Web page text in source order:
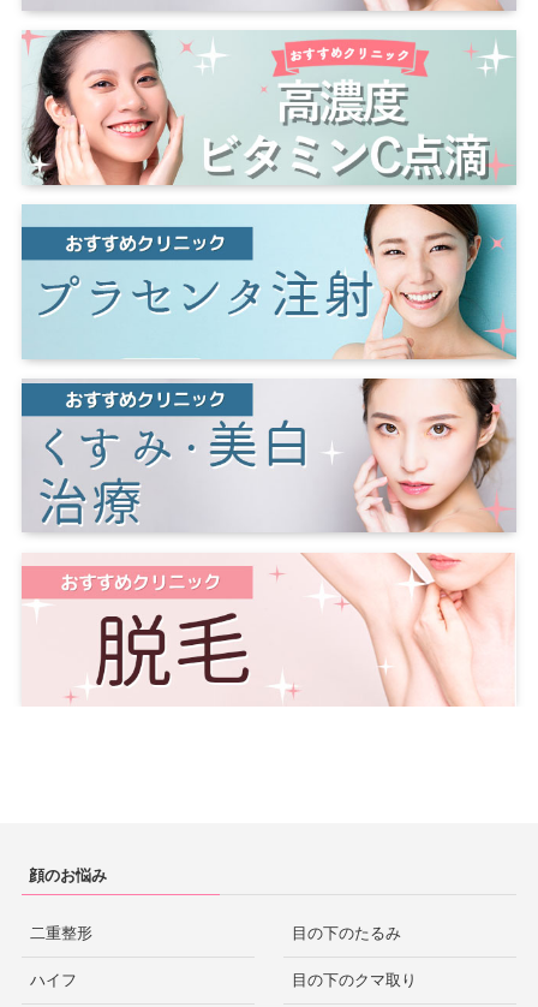
埼玉 さいたま市
川越 所沢 川口
千葉 千葉市 船橋
柏 松戸
茨城
栃木
長野 長野市
滋賀 草津
奈良 奈良市
三重
和歌山
大分 大分市
宮崎 宮崎市
熊本 熊本市
鹿児島 鹿児島市
顔のお悩み
二重整形
ハイフ
目の下のたるみ
目の下のクマ取り